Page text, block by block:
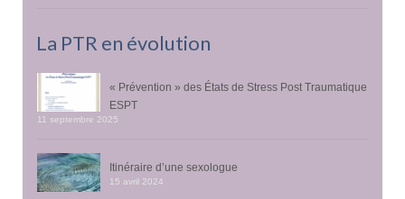
La PTR en évolution
« Prévention » des États de Stress Post Traumatique
ESPT
11 septembre 2025
Itinéraire d’une sexologue
15 avril 2024